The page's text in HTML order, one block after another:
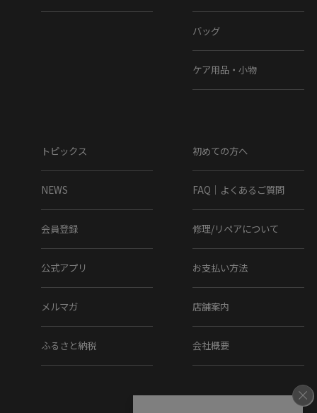
バッグ
ケア用品・小物
トピックス
NEWS
会員登録
公式アプリ
メルマガ
ふるさと納税
初めての方へ
FAQ｜よくあるご質問
修理/リペアについて
お支払い方法
店舗案内
会社概要